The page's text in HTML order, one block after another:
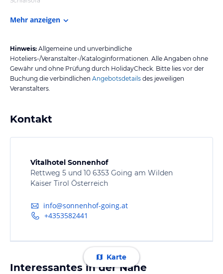
Mehr anzeigen
Hinweis: Allgemeine und unverbindliche
Hoteliers-/Veranstalter-/Kataloginformationen. Alle Angaben ohne
Gewähr und ohne Prüfung durch HolidayCheck. Bitte lies vor der
Buchung die verbindlichen Angebotsdetails des jeweiligen
Veranstalters.
Kontakt
Vitalhotel Sonnenhof
Rettweg 5 und 10 6353 Going am Wilden
Kaiser Tirol Österreich
info@sonnenhof-going.at
+4353582441
Karte
Interessantes in der Nähe